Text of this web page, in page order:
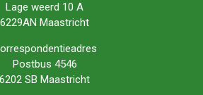
Lage weerd 10 A
6229AN Maastricht
Postbus 4546
6202 SB Maastricht